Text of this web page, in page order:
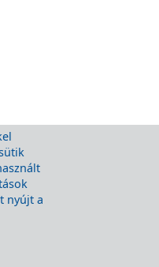
nyújt a